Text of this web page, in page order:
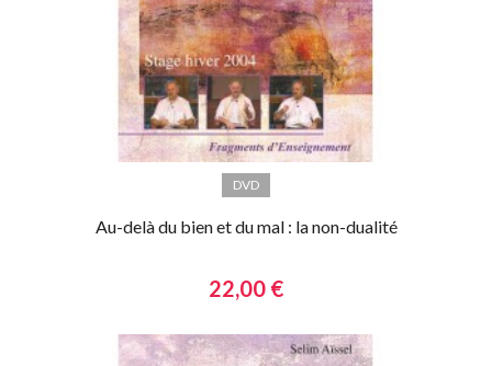
DVD
Au-delà du bien et du mal : la non-dualité
22,00 €